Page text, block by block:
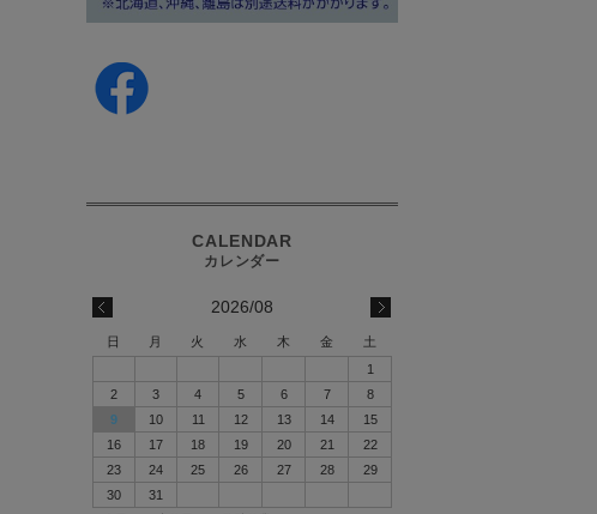
2026/08
日 月 火 水 木 金
土
1
2
3 4 5 6 7
8
9
10 11 12 13 14
15
16
17 18 19 20 21
22
23
24 25 26 27 28
29
30
31